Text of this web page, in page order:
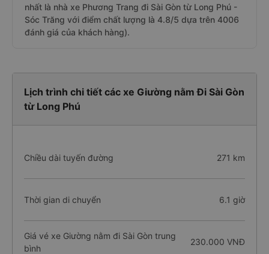
nhất là nhà xe Phương Trang đi Sài Gòn từ Long Phú -
Sóc Trăng với điểm chất lượng là 4.8/5 dựa trên 4006
đánh giá của khách hàng).
Lịch trình chi tiết các xe Giường nằm Đi Sài Gòn
từ Long Phú
Chiều dài tuyến đường 271 km
Thời gian di chuyển 6.1 giờ
Giá vé xe Giường nằm đi Sài Gòn trung
bình
230.000 VNĐ